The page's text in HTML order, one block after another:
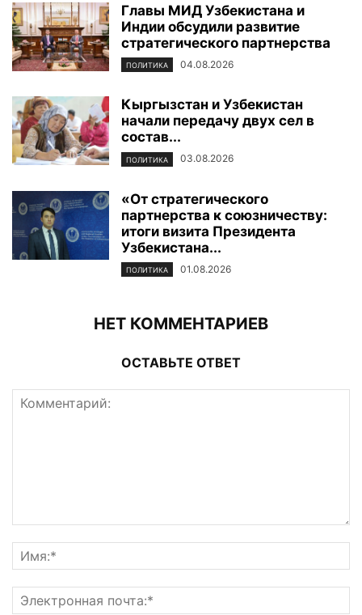
Главы МИД Узбекистана и
Индии обсудили развитие
стратегического партнерства
ПОЛИТИКА 04.08.2026
Кыргызстан и Узбекистан
начали передачу двух сел в
состав...
ПОЛИТИКА 03.08.2026
«От стратегического
партнерства к союзничеству:
итоги визита Президента
Узбекистана...
ПОЛИТИКА 01.08.2026
НЕТ КОММЕНТАРИЕВ
ОСТАВЬТЕ ОТВЕТ